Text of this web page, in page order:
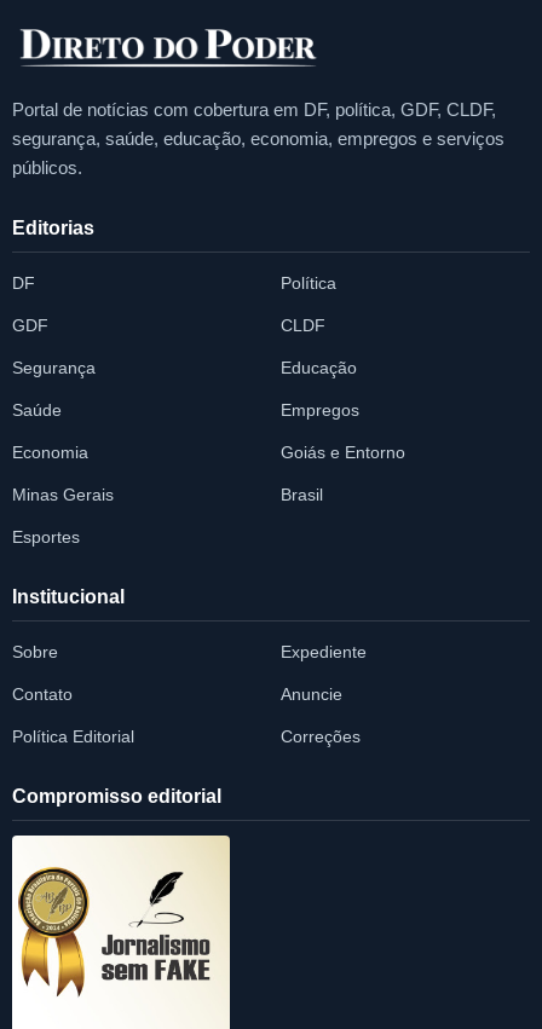
Portal de notícias com cobertura em DF, política, GDF, CLDF,
segurança, saúde, educação, economia, empregos e serviços
públicos.
Editorias
DF Política
GDF CLDF
Segurança Educação
Saúde Empregos
Economia Goiás e Entorno
Minas Gerais Brasil
Esportes
Institucional
Sobre Expediente
Contato Anuncie
Política Editorial Correções
Compromisso editorial